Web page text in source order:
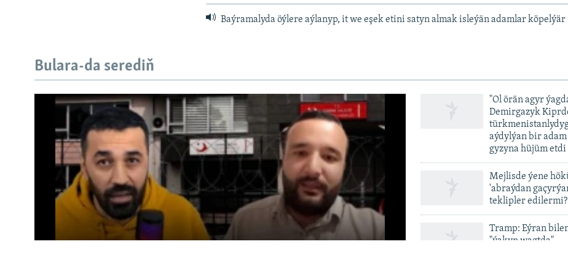
Русский
BIZI YZARLAŇ
AÝ/AR-nyň ähli saýtlary
Baýramalyda öýlere aýlanyp, it we eşek etini satyn almak isleýän adamlar köpelýär
Bulara-da serediň
No media source currently available
"Ol örän agyr
Demirgazyk
aýdylýan bir
gyzyna hüjüm etdi
Mejlisde ýene
'abraýdan
teklipler edilermi?
Tramp: Eýran
"ýakyn wagtda"